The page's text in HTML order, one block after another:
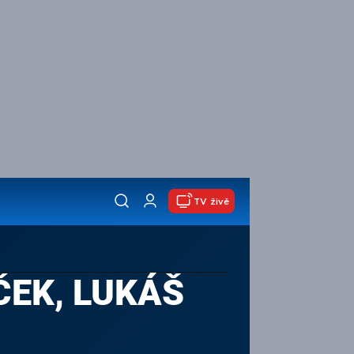
TV živě
LUKÁŠ